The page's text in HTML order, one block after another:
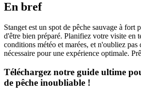
En bref
Stanget est un spot de pêche sauvage à fort
d'être bien préparé. Planifiez votre visite en
conditions météo et marées, et n'oubliez pas
nécessaire pour une expérience optimale.
Téléchargez notre guide ultime
de pêche inoubliable !